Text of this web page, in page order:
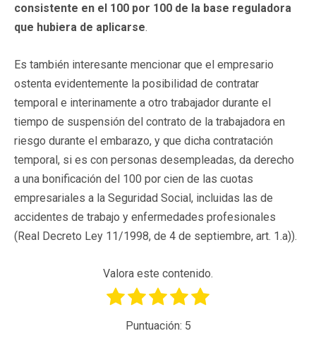
consistente en el 100 por 100 de la base reguladora
que hubiera de aplicarse.
Es también interesante mencionar que el empresario
ostenta evidentemente la posibilidad de contratar
temporal e interinamente a otro trabajador durante el
tiempo de suspensión del contrato de la trabajadora en
riesgo durante el embarazo, y que dicha contratación
temporal, si es con personas desempleadas, da derecho
a una bonificación del 100 por cien de las cuotas
empresariales a la Seguridad Social, incluidas las de
accidentes de trabajo y enfermedades profesionales
(Real Decreto Ley 11/1998, de 4 de septiembre, art. 1.a)).
Valora este contenido.
Puntuación: 5